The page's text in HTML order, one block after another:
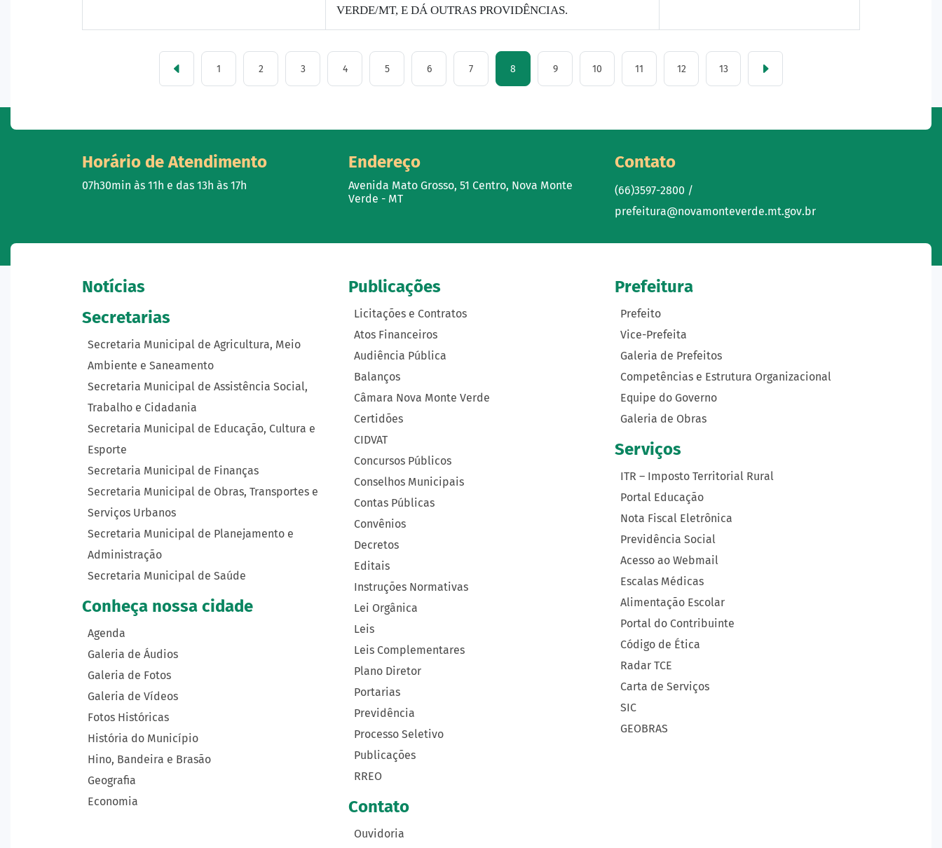
VERDE/MT, E DÁ OUTRAS PROVIDÊNCIAS.
1 2 3 4 5 6 7 8 9 10 11 12 13
Horário de Atendimento
07h30min às 11h e das 13h às 17h
Endereço
Avenida Mato Grosso, 51 Centro, Nova Monte
Verde - MT
Contato
(66)3597-2800 /
prefeitura@novamonteverde.mt.gov.br
Notícias
Secretarias
Secretaria Municipal de Agricultura, Meio
Ambiente e Saneamento
Secretaria Municipal de Assistência Social,
Trabalho e Cidadania
Secretaria Municipal de Educação, Cultura e
Esporte
Secretaria Municipal de Finanças
Secretaria Municipal de Obras, Transportes e
Serviços Urbanos
Secretaria Municipal de Planejamento e
Administração
Secretaria Municipal de Saúde
Conheça nossa cidade
Agenda
Galeria de Áudios
Galeria de Fotos
Galeria de Vídeos
Fotos Históricas
História do Município
Hino, Bandeira e Brasão
Geografia
Economia
Publicações
Licitações e Contratos
Atos Financeiros
Audiência Pública
Balanços
Câmara Nova Monte Verde
Certidões
CIDVAT
Concursos Públicos
Conselhos Municipais
Contas Públicas
Convênios
Decretos
Editais
Instruções Normativas
Lei Orgânica
Leis
Leis Complementares
Plano Diretor
Portarias
Previdência
Processo Seletivo
Publicações
RREO
Contato
Ouvidoria
Prefeitura
Prefeito
Vice-Prefeita
Galeria de Prefeitos
Competências e Estrutura Organizacional
Equipe do Governo
Galeria de Obras
Serviços
ITR – Imposto Territorial Rural
Portal Educação
Nota Fiscal Eletrônica
Previdência Social
Acesso ao Webmail
Escalas Médicas
Alimentação Escolar
Portal do Contribuinte
Código de Ética
Radar TCE
Carta de Serviços
SIC
GEOBRAS